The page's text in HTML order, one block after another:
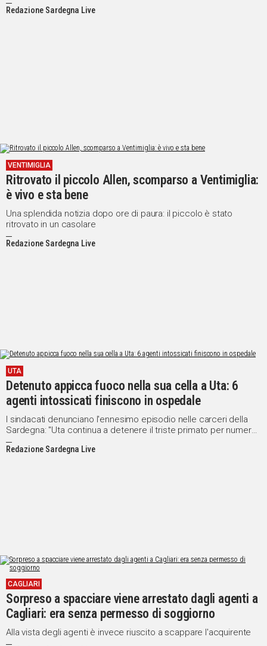
Redazione Sardegna Live
VENTIMIGLIA
Ritrovato il piccolo Allen, scomparso a Ventimiglia:
è vivo e sta bene
Una splendida notizia dopo ore di paura: il piccolo è stato
ritrovato in un casolare
Redazione Sardegna Live
UTA
Detenuto appicca fuoco nella sua cella a Uta: 6
agenti intossicati finiscono in ospedale
I sindacati denunciano l'ennesimo episodio nelle carceri della
Sardegna: "Uta continua a detenere il triste primato per numero
di eventi critici in Italia"
Redazione Sardegna Live
CAGLIARI
Sorpreso a spacciare viene arrestato dagli agenti a
Cagliari: era senza permesso di soggiorno
Alla vista degli agenti è invece riuscito a scappare l'acquirente